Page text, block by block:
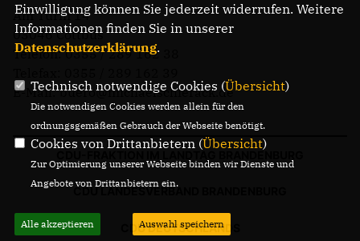
Am Turm 14
03046 Cottbus
Telefon: 0355 / 289 162 38
E-Mail: buero@michaelschierack.de
CDU LANDESVERBAND BRANDENBURG
CDU DEUTSCHLANDS
Einwilligung können Sie jederzeit widerrufen. Weitere
Informationen finden Sie in unserer
Datenschutzerklärung.
Technisch notwendige Cookies (Übersicht)
Die notwendigen Cookies werden allein für den
ordnungsgemäßen Gebrauch der Webseite benötigt.
Cookies von Drittanbietern (Übersicht)
Zur Optimierung unserer Webseite binden wir Dienste und
Angebote von Drittanbietern ein.
Alle akzeptieren Auswahl speichern